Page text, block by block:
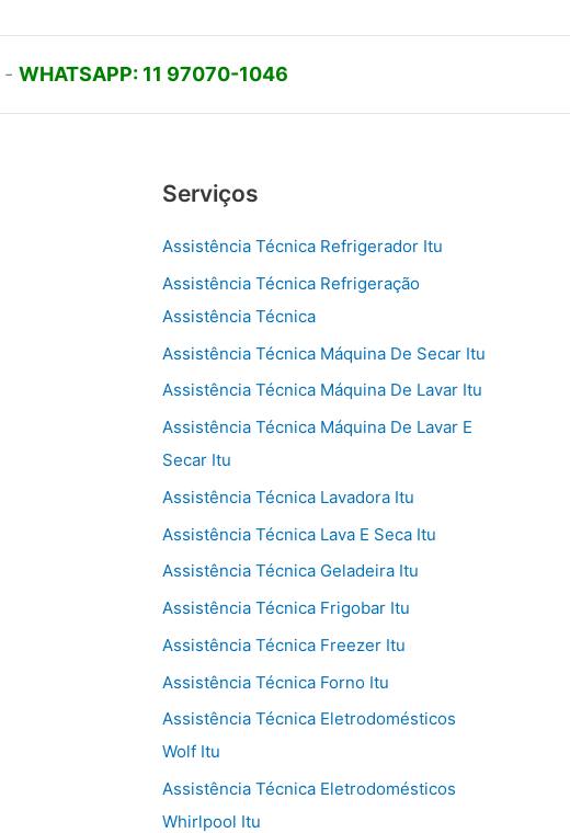
- WHATSAPP: 11 97070-1046
Serviços
Assistência Técnica Refrigerador Itu
Assistência Técnica Refrigeração
Assistência Técnica
Assistência Técnica Máquina De Secar Itu
Assistência Técnica Máquina De Lavar Itu
Assistência Técnica Máquina De Lavar E
Secar Itu
Assistência Técnica Lavadora Itu
Assistência Técnica Lava E Seca Itu
Assistência Técnica Geladeira Itu
Assistência Técnica Frigobar Itu
Assistência Técnica Freezer Itu
Assistência Técnica Forno Itu
Assistência Técnica Eletrodomésticos
Wolf Itu
Assistência Técnica Eletrodomésticos
Whirlpool Itu